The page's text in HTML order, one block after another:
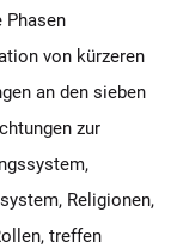
Phasen
von kürzeren
an den sieben
zur
Religionen,
treffen